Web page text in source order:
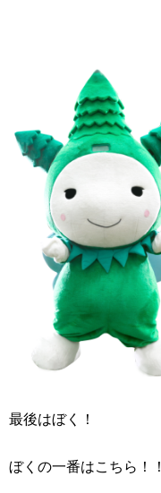
最後はぼく！
ぼくの一番はこちら！！